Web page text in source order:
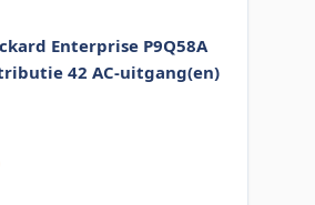
Enterprise P9Q58A
42 AC-uitgang(en)